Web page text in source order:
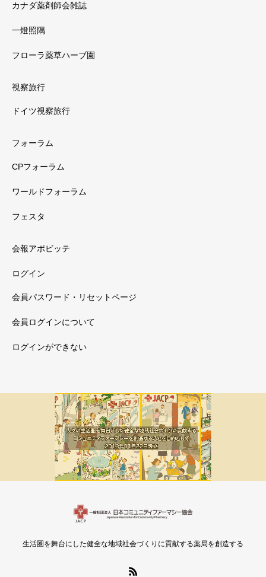
カナダ薬剤師会雑誌
一燈照隅
フローラ薬草ハーブ園
視察旅行
ドイツ視察旅行
フォーラム
CPフォーラム
ワールドフォーラム
フェスタ
会報アポビッテ
ログイン
会員パスワード・リセットページ
会員ログインについて
ログインができない
会員限定
生活圏を舞台にした健全な地域社会づくりに貢献する薬局を創造する